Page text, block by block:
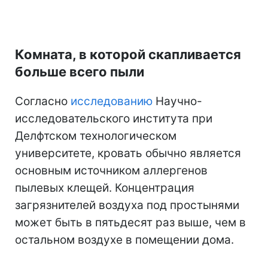
Комната, в которой скапливается
больше всего пыли
Согласно исследованию Научно-
исследовательского института при
Делфтском технологическом
университете, кровать обычно является
основным источником аллергенов
пылевых клещей. Концентрация
загрязнителей воздуха под простынями
может быть в пятьдесят раз выше, чем в
остальном воздухе в помещении дома.